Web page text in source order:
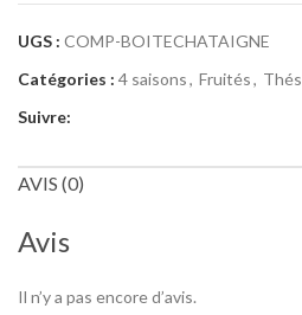
UGS : COMP-BOITECHATAIGNE
Catégories : 4 saisons, Fruités,
Suivre:
AVIS (0)
Avis
Il n’y a pas encore d’avis.